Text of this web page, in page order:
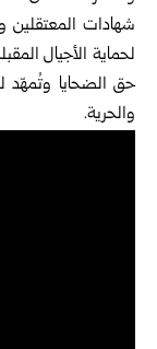
شهادات
لحماية الأجيال
حق الضحايا وتُمهّد
والحرية.